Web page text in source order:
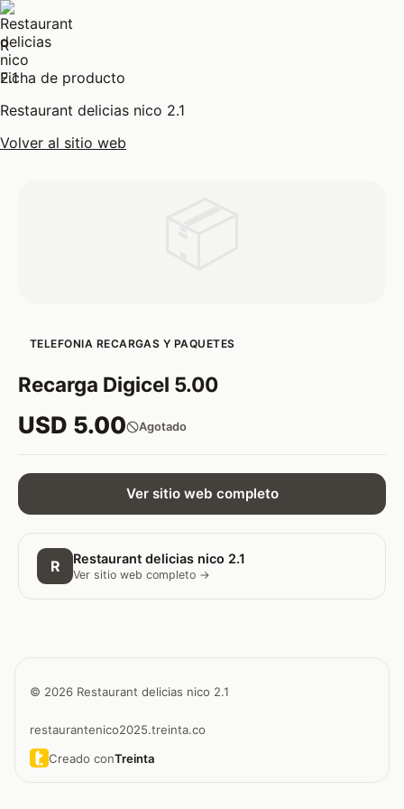
R
Ficha de producto
Restaurant delicias nico 2.1
Volver al sitio web
TELEFONIA RECARGAS Y PAQUETES
Recarga Digicel 5.00
USD 5.00 Agotado
Ver sitio web completo
R Restaurant delicias nico 2.1
Ver sitio web completo →
© 2026 Restaurant delicias nico 2.1
restaurantenico2025.treinta.co
Creado conTreinta